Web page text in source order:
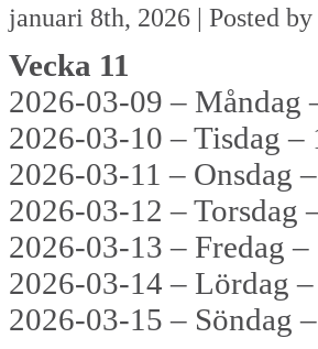
januari 8th, 2026 | Posted by
Vecka 11
2026-03-09 – Måndag
2026-03-10 – Tisdag –
2026-03-11 – Onsdag
2026-03-12 – Torsdag
2026-03-13 – Fredag
2026-03-14 – Lördag
2026-03-15 – Söndag